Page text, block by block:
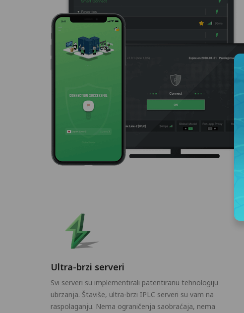
Ultra-brzi serveri
Svi serveri su implementirali patentiranu tehnologiju
ubrzanja. Štaviše, ultra-brzi IPLC serveri su vam na
raspolaganju. Nema ograničenja saobraćaja, nema